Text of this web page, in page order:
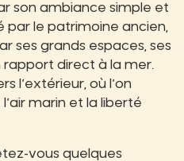
son ambiance simple et
par le patrimoine ancien,
ses grands espaces, ses
rapport direct à la mer.
l’extérieur, où l’on
marin et la liberté
vous quelques